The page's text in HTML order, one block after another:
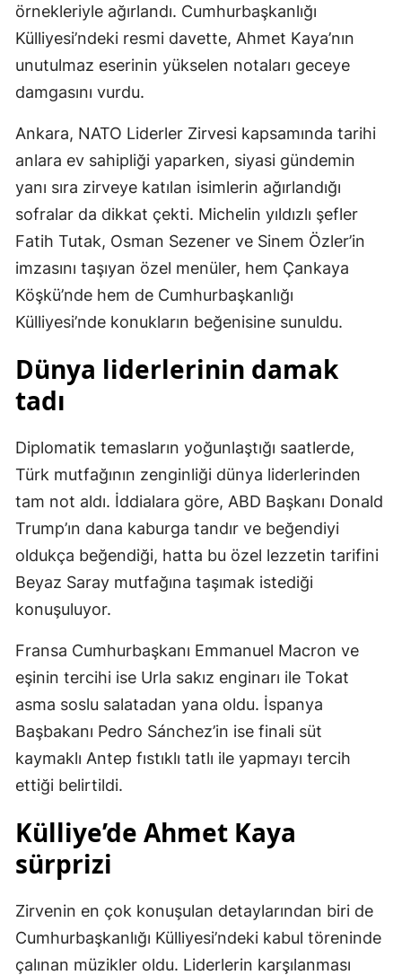
örnekleriyle ağırlandı. Cumhurbaşkanlığı
Külliyesi’ndeki resmi davette, Ahmet Kaya’nın
unutulmaz eserinin yükselen notaları geceye
damgasını vurdu.
Ankara, NATO Liderler Zirvesi kapsamında tarihi
anlara ev sahipliği yaparken, siyasi gündemin
yanı sıra zirveye katılan isimlerin ağırlandığı
sofralar da dikkat çekti. Michelin yıldızlı şefler
Fatih Tutak, Osman Sezener ve Sinem Özler’in
imzasını taşıyan özel menüler, hem Çankaya
Köşkü’nde hem de Cumhurbaşkanlığı
Külliyesi’nde konukların beğenisine sunuldu.
Dünya liderlerinin damak
tadı
Diplomatik temasların yoğunlaştığı saatlerde,
Türk mutfağının zenginliği dünya liderlerinden
tam not aldı. İddialara göre, ABD Başkanı Donald
Trump’ın dana kaburga tandır ve beğendiyi
oldukça beğendiği, hatta bu özel lezzetin tarifini
Beyaz Saray mutfağına taşımak istediği
konuşuluyor.
Fransa Cumhurbaşkanı Emmanuel Macron ve
eşinin tercihi ise Urla sakız enginarı ile Tokat
asma soslu salatadan yana oldu. İspanya
Başbakanı Pedro Sánchez’in ise finali süt
kaymaklı Antep fıstıklı tatlı ile yapmayı tercih
ettiği belirtildi.
Külliye’de Ahmet Kaya
sürprizi
Zirvenin en çok konuşulan detaylarından biri de
Cumhurbaşkanlığı Külliyesi’ndeki kabul töreninde
çalınan müzikler oldu. Liderlerin karşılanması